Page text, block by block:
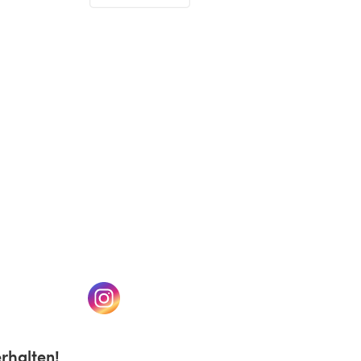
neuen Tab)(öffnet sich in einem neuen Tab)